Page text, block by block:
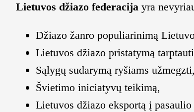
Lietuvos džiazo federacija yra
Džiazo žanro populiarinimą
Lietuvos džiazo pristatymą
Sąlygų sudarymą ryšiams užmegzti,
Švietimo iniciatyvų teikimą,
Lietuvos džiazo eksportą į pasaulio